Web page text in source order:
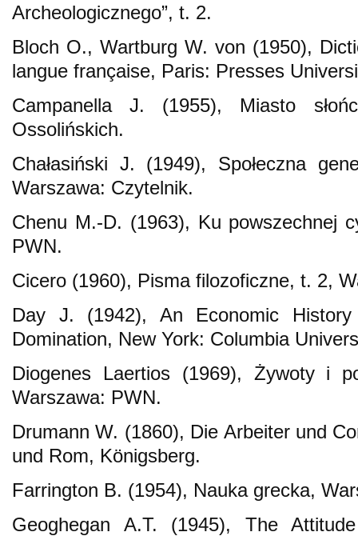
Archeologicznego”, t. 2.
Bloch O., Wartburg W. von (1950),
langue française, Paris: Presses
Campanella J. (1955), Miasto
Ossolińskich.
Chałasiński J. (1949), Społeczna
Warszawa: Czytelnik.
Chenu M.-D. (1963), Ku powszechnej
PWN.
Cicero (1960), Pisma filozoficzne, t. 2,
Day J. (1942), An Economic
Domination, New York: Columbia
Diogenes Laertios (1969), Żywoty i
Warszawa: PWN.
Drumann W. (1860), Die Arbeiter und
und Rom, Königsberg.
Farrington B. (1954), Nauka grecka,
Geoghegan A.T. (1945), The